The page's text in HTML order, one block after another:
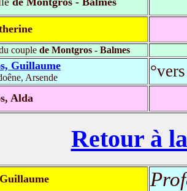
couple de Montgros - Balmes
Guillaume
Arsende
Alda
Retour à